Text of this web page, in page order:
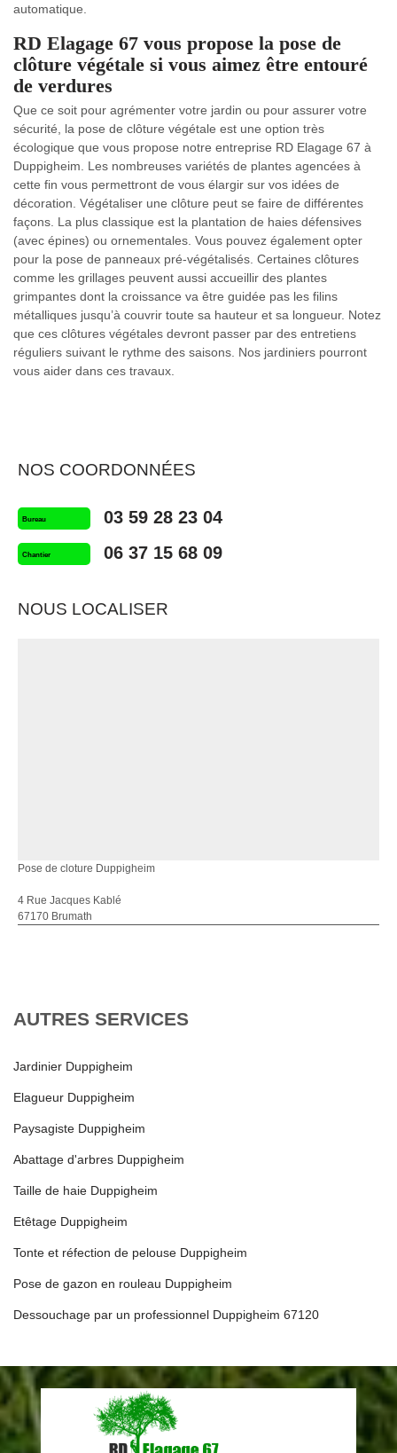
automatique.
RD Elagage 67 vous propose la pose de
clôture végétale si vous aimez être entouré
de verdures
Que ce soit pour agrémenter votre jardin ou pour assurer votre
sécurité, la pose de clôture végétale est une option très
écologique que vous propose notre entreprise RD Elagage 67 à
Duppigheim. Les nombreuses variétés de plantes agencées à
cette fin vous permettront de vous élargir sur vos idées de
décoration. Végétaliser une clôture peut se faire de différentes
façons. La plus classique est la plantation de haies défensives
(avec épines) ou ornementales. Vous pouvez également opter
pour la pose de panneaux pré-végétalisés. Certaines clôtures
comme les grillages peuvent aussi accueillir des plantes
grimpantes dont la croissance va être guidée pas les filins
métalliques jusqu’à couvrir toute sa hauteur et sa longueur. Notez
que ces clôtures végétales devront passer par des entretiens
réguliers suivant le rythme des saisons. Nos jardiniers pourront
vous aider dans ces travaux.
NOS COORDONNÉES
Bureau 03 59 28 23 04
Chantier 06 37 15 68 09
NOUS LOCALISER
Pose de cloture Duppigheim
4 Rue Jacques Kablé
67170 Brumath
AUTRES SERVICES
Jardinier Duppigheim
Elagueur Duppigheim
Paysagiste Duppigheim
Abattage d'arbres Duppigheim
Taille de haie Duppigheim
Etêtage Duppigheim
Tonte et réfection de pelouse Duppigheim
Pose de gazon en rouleau Duppigheim
Dessouchage par un professionnel Duppigheim 67120